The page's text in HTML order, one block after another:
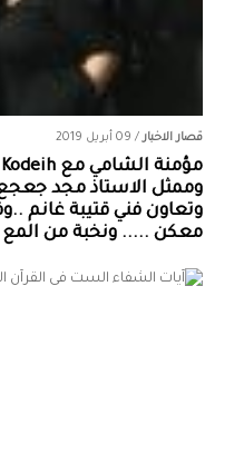
قصار الاخبار/ 09 أبريل 2019
وممثل الاستاذ مجد
وتعاون فني قتيبة غانم
معكن ..... ونخبة من المع